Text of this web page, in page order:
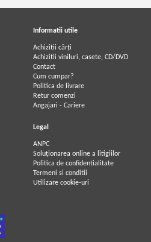
Informatii utile
Achizitii cărți
Achizitii viniluri, casete, CD/DVD
Contact
Cum cumpar?
Politica de livrare
Retur comenzi
Angajari - Cariere
Legal
ANPC
Soluționarea online a litigiilor
Politica de confidentialitate
Termeni si conditii
Utilizare cookie-uri